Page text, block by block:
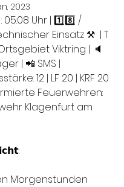
2023
05:08 Uhr | 1️⃣8️⃣ /
Einsatz ⚒  | T
| Ortsgebiet Viktring | 🔈
| 📲 SMS |
12 | LF 20 | KRF 20
Feuerwehren:
Klagenfurt am
Morgenstunden